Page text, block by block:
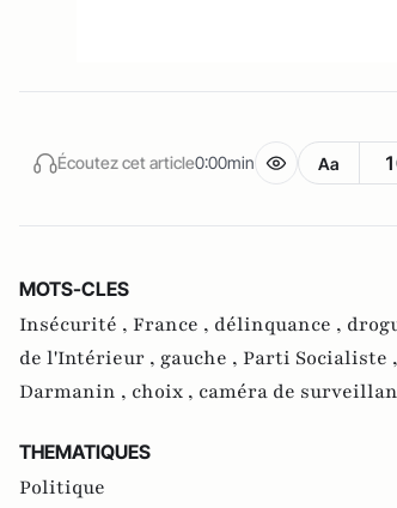
Écoutez cet article0:00min Aa
MOTS-CLES
Insécurité , France , délinquance ,
de l'Intérieur , gauche , Parti Socialiste ,
Darmanin , choix , caméra de
THEMATIQUES
Politique